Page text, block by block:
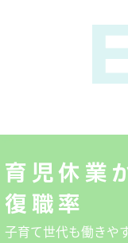
育児休業
復職率
子育て世代も働きや